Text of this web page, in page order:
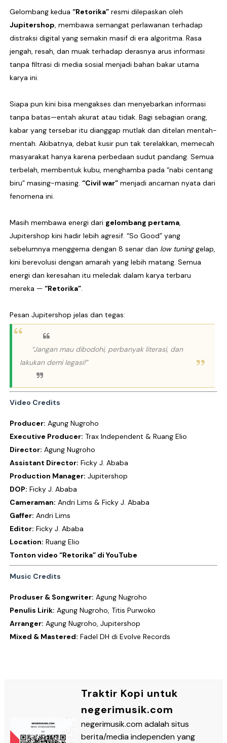
DESERVE Lepaskan Amarah dan Kritik Sosial Lewat
Bunuhdiri Perkenalkan Dunia Distopia Lewat
Given Rayakan Rasa Kagum dan Jatuh Cinta Lewat
Kentara Lanjutkan Narasi Emosional Lewat Single
Gelombang kedua “Retorika”resmi dilepaskan oleh
Jupitershop, membawa semangat perlawanan terhadap
distraksi digital yang semakin masif di era algoritma. Rasa
jengah, resah, dan muak terhadap derasnya arus informasi
tanpa filtrasi di media sosial menjadi bahan bakar utama
karya ini.
Siapa pun kini bisa mengakses dan menyebarkan informasi
tanpa batas—entah akurat atau tidak. Bagi sebagian orang,
kabar yang tersebar itu dianggap mutlak dan ditelan mentah-
mentah. Akibatnya, debat kusirpun tak terelakkan, memecah
masyarakat hanya karena perbedaan sudut pandang. Semua
terbelah, membentuk kubu, menghamba pada “nabi centang
biru” masing-masing. “Civil war”menjadi ancaman nyata dari
fenomena ini.
Masih membawa energi dari gelombang pertama,
Jupitershop kini hadir lebih agresif. “So Good” yang
sebelumnya menggema dengan 8 senardan low tuninggelap,
kini berevolusi dengan amarah yang lebih matang. Semua
energi dan keresahan itu meledak dalam karya terbaru
mereka — “Retorika”.
Pesan Jupitershop jelas dan tegas:
“Jangan mau dibodohi, perbanyak literasi, dan
lakukan demi legasi!”
Video Credits
Producer: Agung Nugroho
Executive Producer: Trax Independent & Ruang Elio
Director: Agung Nugroho
Assistant Director: Ficky J. Ababa
Production Manager: Jupitershop
DOP: Ficky J. Ababa
Cameraman: Andri Lims & Ficky J. Ababa
Gaffer: Andri Lims
Editor: Ficky J. Ababa
Location: Ruang Elio
Tonton video “Retorika” di YouTube
Music Credits
Produser & Songwriter: Agung Nugroho
Penulis Lirik: Agung Nugroho, Titis Purwoko
Arranger: Agung Nugroho, Jupitershop
Mixed & Mastered: Fadel DH di Evolve Records
Traktir Kopi untuk
negerimusik.com
negerimusik.com adalah situs
berita/media independen yang